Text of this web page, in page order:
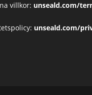
villkor: unseald.com/
unseald.com/